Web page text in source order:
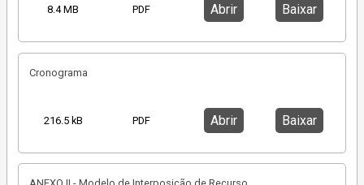
8.4 MB PDF Abrir Baixar
Cronograma
216.5 kB PDF Abrir Baixar